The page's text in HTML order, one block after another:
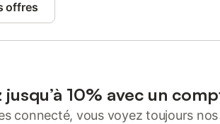
offres
jusqu’à 10% avec un
connecté, vous voyez toujours nos